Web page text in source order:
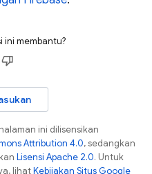
ini membantu?
ini dilisensikan
Attribution 4.0, sedangkan
Lisensi Apache 2.0. Untuk
lihatKebijakan Situs Google